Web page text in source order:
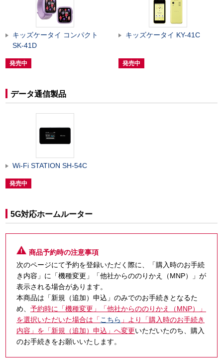
キッズケータイ コンパクト
SK-41D
発売中
キッズケータイ KY-41C
発売中
データ通信製品
Wi-Fi STATION SH-54C
発売中
5G対応ホームルーター
商品予約時の注意事項
次のページにて予約を登録いただく際に、「購入時のお手続
き内容」に「機種変更」「他社からののりかえ（MNP）」が
表示される場合があります。
本商品は「新規（追加）申込」のみでのお手続きとなるた
め、 予約時に「機種変更」「他社からののりかえ（MNP）」
を選択いただいた場合は「 こちら 」より「購入時のお手続き
内容」を「新規（追加）申込」へ変更いただいたのち、購入
のお手続きをお願いいたします。